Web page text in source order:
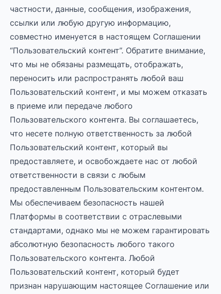
частности, данные, сообщения, изображения,
ссылки или любую другую информацию,
совместно именуется в настоящем Соглашении
“Пользовательский контент”. Обратите внимание,
что мы не обязаны размещать, отображать,
переносить или распространять любой ваш
Пользовательский контент, и мы можем отказать
в приеме или передаче любого
Пользовательского контента. Вы соглашаетесь,
что несете полную ответственность за любой
Пользовательский контент, который вы
предоставляете, и освобождаете нас от любой
ответственности в связи с любым
предоставленным Пользовательским контентом.
Мы обеспечиваем безопасность нашей
Платформы в соответствии с отраслевыми
стандартами, однако мы не можем гарантировать
абсолютную безопасность любого такого
Пользовательского контента. Любой
Пользовательский контент, который будет
признан нарушающим настоящее Соглашение или